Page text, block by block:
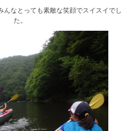
んなとっても素敵な笑顔でスイスイでし
た。